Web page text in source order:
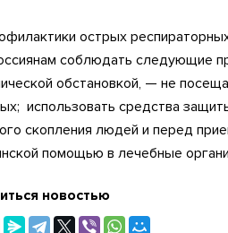
острых
соблюдать следующие
обстановкой, — не
использовать средства
скопления людей и перед
помощью в лечебные
новостью